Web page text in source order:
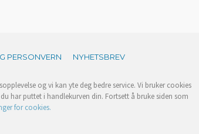
PERSONVERN NYHETSBREV
og vi kan yte deg bedre service. Vi bruker cookies
har puttet i handlekurven din. Fortsett å bruke siden som
for cookies.